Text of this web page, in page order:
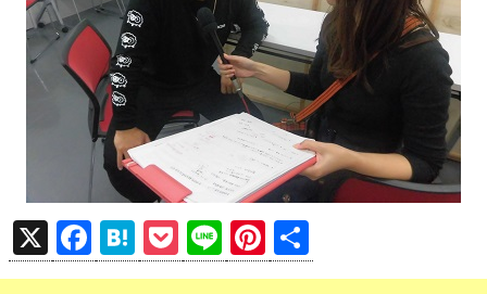
X
F
a
H
at
P
o
Li
n
Pi
nt 有